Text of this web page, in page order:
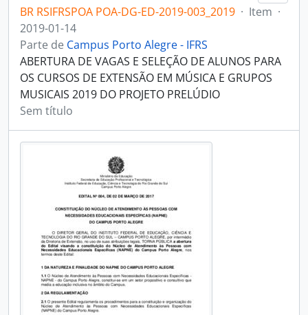
BR RSIFRSPOA POA-DG-ED-2019-003_2019 · Item ·
2019-01-14
Parte de Campus Porto Alegre - IFRS
ABERTURA DE VAGAS E SELEÇÃO DE ALUNOS PARA
OS CURSOS DE EXTENSÃO EM MÚSICA E GRUPOS
MUSICAIS 2019 DO PROJETO PRELÚDIO
Sem título